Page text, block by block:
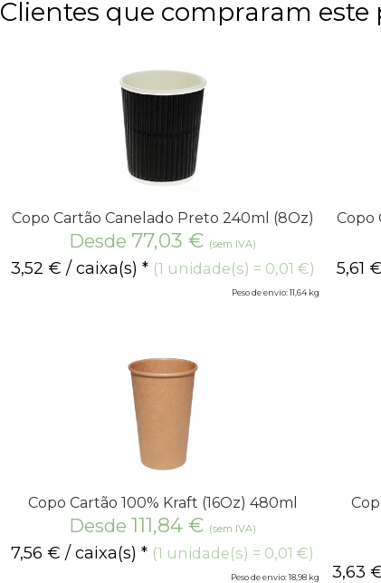
Clientes que compraram
Copo Cartão Canelado Preto 240ml (8Oz)
Desde 77,03 € (sem IVA)
3,52 € / caixa(s) * (1 unidade(s) = 0,01 €)
Peso de envio: 11,64 kg
Copo
5,61 €
Copo Cartão 100% Kraft (16Oz) 480ml
Desde 111,84 € (sem IVA)
7,56 € / caixa(s) * (1 unidade(s) = 0,01 €)
Peso de envio: 18,98 kg 3,63